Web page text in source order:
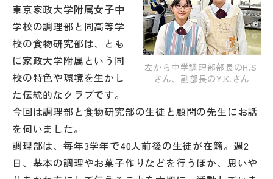
学校HP最新情報
特集
NettyLandかわら版
その他
お問い合わせ
左から中学調理部部長のH.S.
さん、副部長のY.K.さん
東京家政大学附属女子中
学校の調理部と同高等学
校の食物研究部は、とも
に家政大学附属という同
校の特色や環境を生かし
た伝統的なクラブです。
今回は調理部と食物研究部の生徒と顧問の先生にお話
を伺いました。
調理部は、毎年3学年で40人前後の生徒が在籍。週2
日、基本の調理やお菓子作りなどを行うほか、思いや